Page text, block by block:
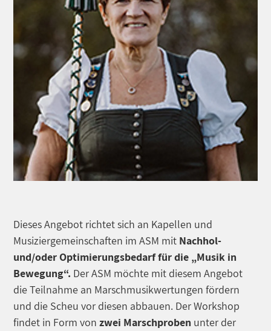
Dieses Angebot richtet sich an Kapellen und
Musiziergemeinschaften im ASM mit Nachhol-
und/oder Optimierungsbedarf für die „Musik in
Bewegung“. Der ASM möchte mit diesem Angebot
die Teilnahme an Marschmusikwertungen fördern
und die Scheu vor diesen abbauen. Der Workshop
findet in Form vonzwei Marschproben unter der